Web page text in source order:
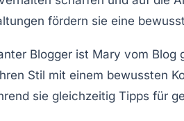
fördern sie eine
Blogger ist Mary vom Blog
Stil mit einem bewussten
sie gleichzeitig Tipps für